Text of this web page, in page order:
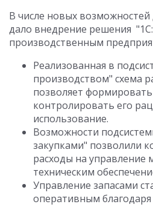
В числе новых возможностей
дало внедрение решения
производственным
Реализованная в
производством" схема
позволяет
контролировать его
использование.
Возможности
закупками" позволили
расходы на управление
техническим
Управление запасами
оперативным